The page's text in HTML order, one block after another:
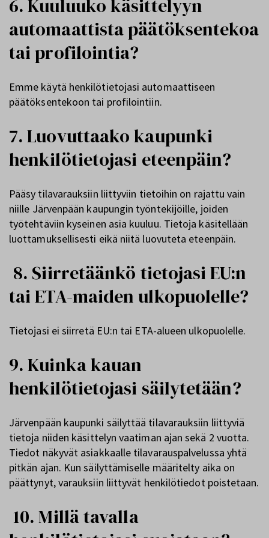
6. Kuuluuko käsittelyyn
automaattista päätöksentekoa
tai profilointia?
Emme käytä henkilötietojasi automaattiseen
päätöksentekoon tai profilointiin.
7. Luovuttaako kaupunki
henkilötietojasi eteenpäin?
Pääsy tilavarauksiin liittyviin tietoihin on rajattu vain
niille Järvenpään kaupungin työntekijöille, joiden
työtehtäviin kyseinen asia kuuluu. Tietoja käsitellään
luottamuksellisesti eikä niitä luovuteta eteenpäin.
8. Siirretäänkö tietojasi EU:n
tai ETA-maiden ulkopuolelle?
Tietojasi ei siirretä EU:n tai ETA-alueen ulkopuolelle.
9. Kuinka kauan
henkilötietojasi säilytetään?
Järvenpään kaupunki säilyttää tilavarauksiin liittyviä
tietoja niiden käsittelyn vaatiman ajan sekä 2 vuotta.
Tiedot näkyvät asiakkaalle tilavarauspalvelussa yhtä
pitkän ajan. Kun säilyttämiselle määritelty aika on
päättynyt, varauksiin liittyvät henkilötiedot poistetaan.
10. Millä tavalla